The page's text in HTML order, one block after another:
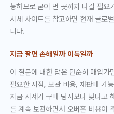
능하므로 굳이 먼 곳까지 나갈 필요
시세 사이트를 참고하면 현재 글로
니다.
지금 팔면 손해일까 이득일까
이 질문에 대한 답은 단순히 매입가
필요한 시점, 보관 비용, 재판매 가
지금 시세가 구매 당시보다 낮다고
를 계속 보관하면서 오버홀 비용이